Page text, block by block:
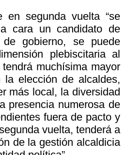
en segunda vuelta “se
cara un candidato de
gobierno, se puede
plebiscitaria al
muchísima mayor
la elección de alcaldes,
más local, la diversidad
presencia numerosa de
fuera de pacto y
vuelta, tenderá a
de la gestión alcaldicia